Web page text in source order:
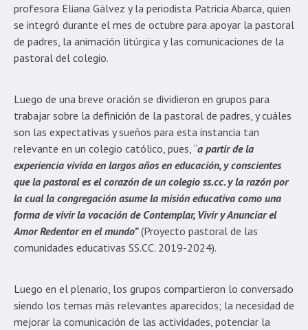
profesora Eliana Gálvez y la periodista Patricia Abarca, quien
se integró durante el mes de octubre para apoyar la pastoral
de padres, la animación litúrgica y las comunicaciones de la
pastoral del colegio.
Luego de una breve oración se dividieron en grupos para
trabajar sobre la definición de la pastoral de padres, y cuáles
son las expectativas y sueños para esta instancia tan
relevante en un colegio católico, pues, “a partir de la
experiencia vivida en largos años en educación, y conscientes
que la pastoral es el corazón de un colegio ss.cc. y la razón por
la cual la congregación asume la misión educativa como una
forma de vivir la vocación de Contemplar, Vivir y Anunciar el
Amor Redentor en el mundo” (Proyecto pastoral de las
comunidades educativas SS.CC. 2019-2024).
Luego en el plenario, los grupos compartieron lo conversado
siendo los temas más relevantes aparecidos; la necesidad de
mejorar la comunicación de las actividades, potenciar la